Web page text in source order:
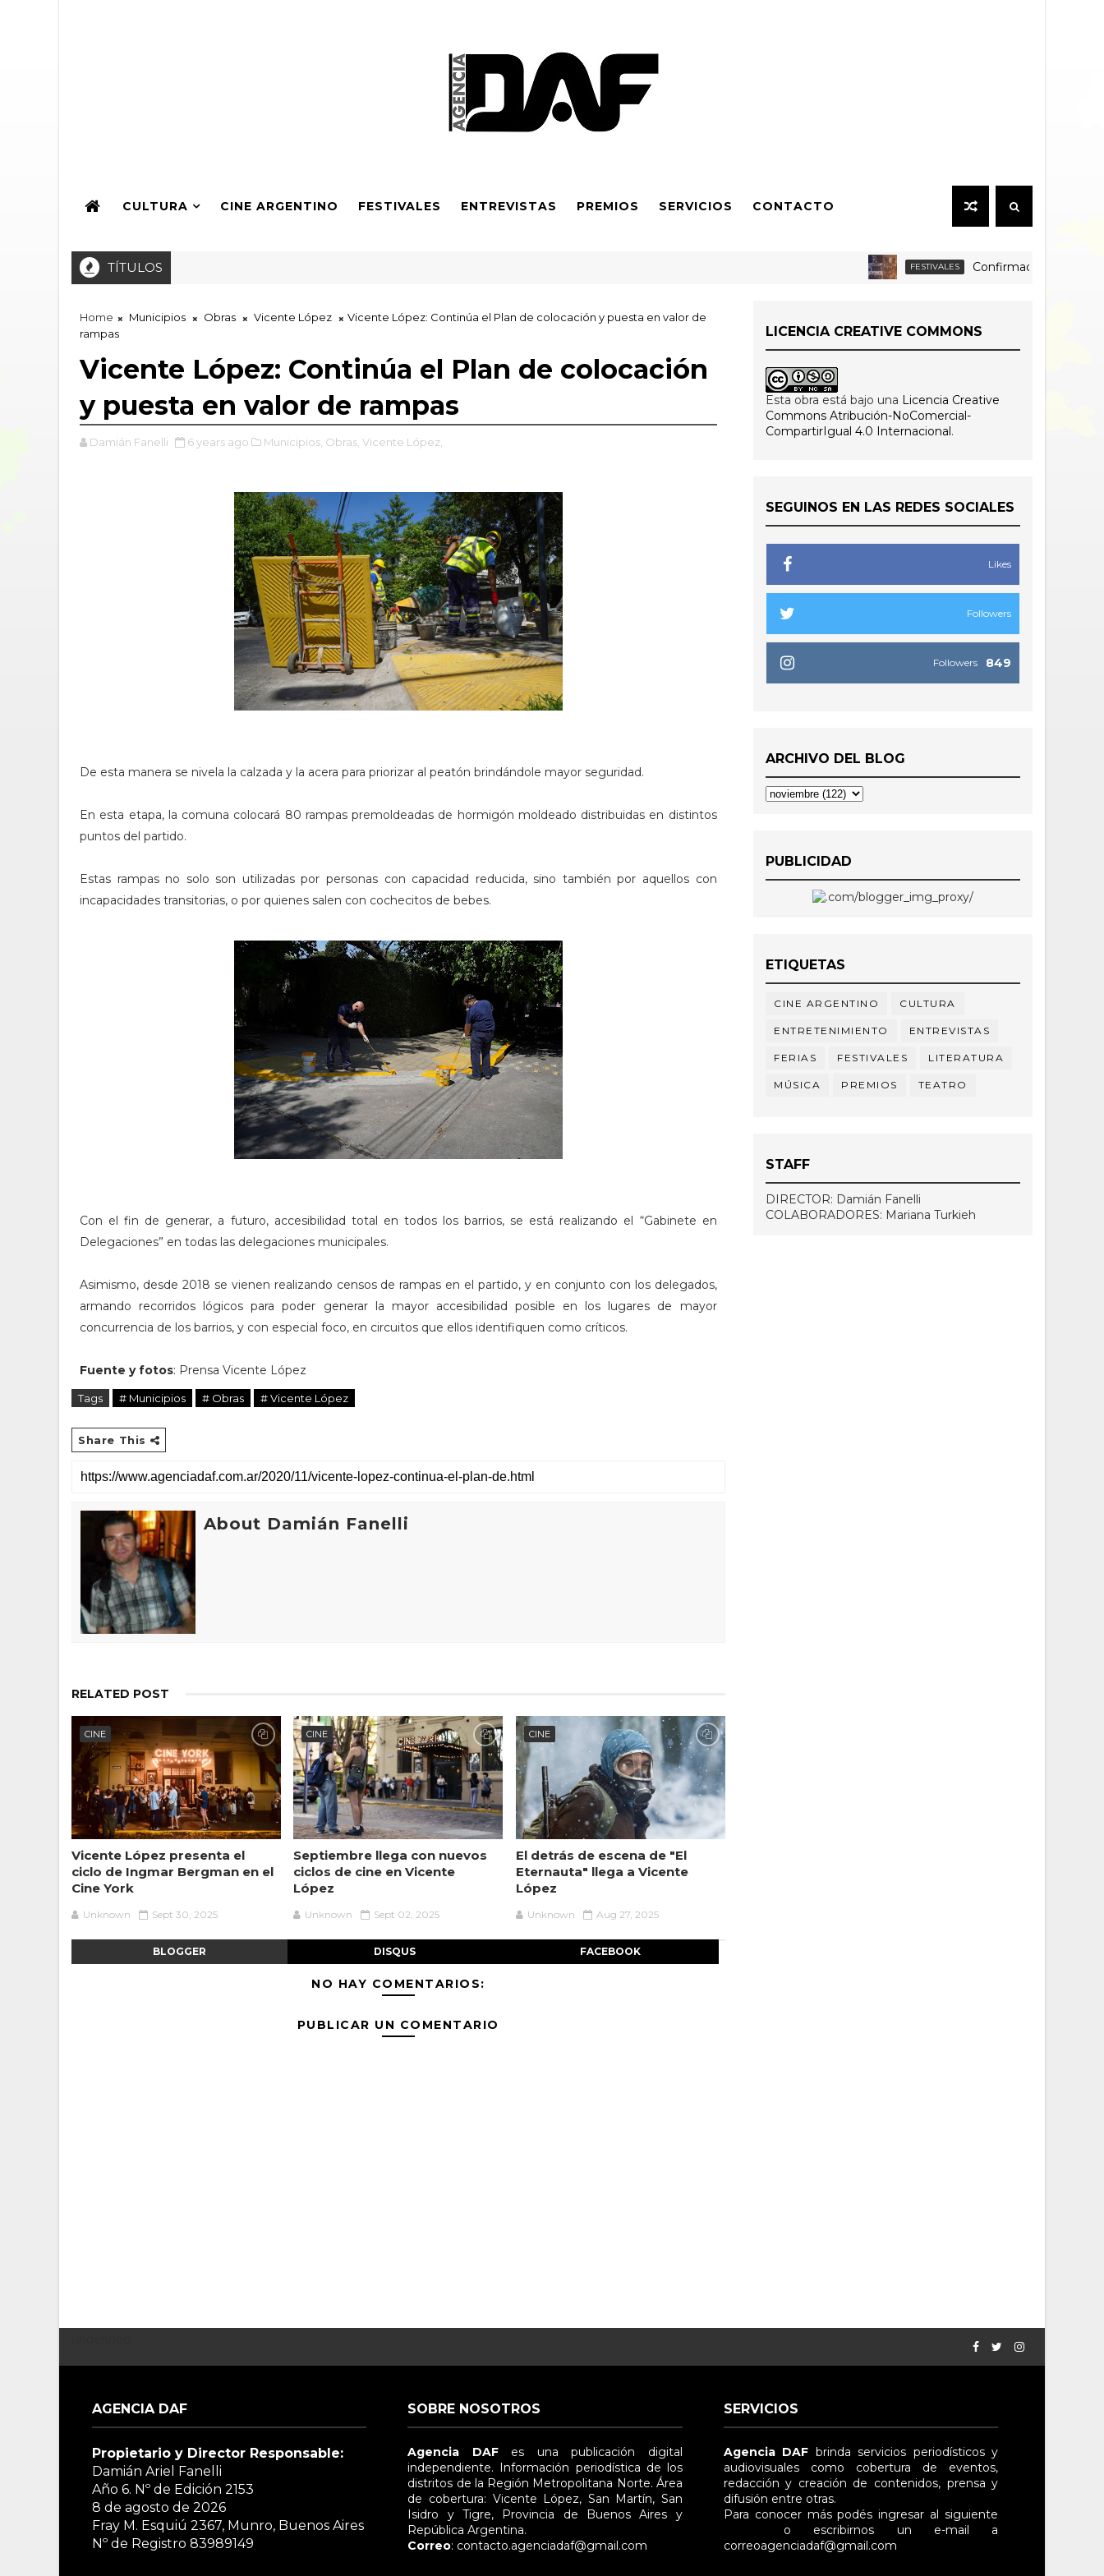
CULTURA CINE ARGENTINO FESTIVALES ENTREVISTAS PREMIOS SERVICIOS CONTACTO
TÍTULOS FESTIVALES Confirmada la grilla por día
Home Municipios Obras Vicente López
Vicente López: Continúa el Plan de colocación y puesta en valor de
rampas
Vicente López: Continúa el Plan de colocación
y puesta en valor de rampas
Damián Fanelli 6 years ago Municipios, Obras, Vicente López,
De esta manera se nivela la calzada y la acera para priorizar al peatón brindándole mayor seguridad.
En esta etapa, la comuna colocará 80 rampas premoldeadas de hormigón moldeado distribuidas en distintos
puntos del partido.
Estas rampas no solo son utilizadas por personas con capacidad reducida, sino también por aquellos con
incapacidades transitorias, o por quienes salen con cochecitos de bebes.
Con el fin de generar, a futuro, accesibilidad total en todos los barrios, se está realizando el “Gabinete en
Delegaciones” en todas las delegaciones municipales.
Asimismo, desde 2018 se vienen realizando censos de rampas en el partido, y en conjunto con los delegados,
armando recorridos lógicos para poder generar la mayor accesibilidad posible en los lugares de mayor
concurrencia de los barrios, y con especial foco, en circuitos que ellos identifiquen como críticos.
Fuente y fotos: Prensa Vicente López
Tags # Municipios # Obras # Vicente López
Share This
About Damián Fanelli
RELATED POST
CINE
Vicente López presenta el
ciclo de Ingmar Bergman en el
Cine York
Unknown Sept 30, 2025
CINE
Septiembre llega con nuevos
ciclos de cine en Vicente
López
Unknown Sept 02, 2025
CINE
El detrás de escena de "El
Eternauta" llega a Vicente
López
Unknown Aug 27, 2025
BLOGGER DISQUS FACEBOOK
NO HAY COMENTARIOS:
PUBLICAR UN COMENTARIO
LICENCIA CREATIVE COMMONS
Esta obra está bajo una Licencia Creative
Commons Atribución-NoComercial-
CompartirIgual 4.0 Internacional.
SEGUINOS EN LAS REDES SOCIALES
Likes
Followers
849
Followers
ARCHIVO DEL BLOG
PUBLICIDAD
ETIQUETAS
CINE ARGENTINO CULTURA
ENTRETENIMIENTO ENTREVISTAS
FERIAS FESTIVALES LITERATURA
MÚSICA PREMIOS TEATRO
STAFF
DIRECTOR: Damián Fanelli
COLABORADORES: Mariana Turkieh
AGENCIA DAF
Propietario y Director Responsable:
Damián Ariel Fanelli
Año 6. Nº de Edición 2153
8 de agosto de 2026
Fray M. Esquiú 2367, Munro, Buenos Aires
Nº de Registro 83989149
SOBRE NOSOTROS
Agencia DAF es una publicación digital
independiente. Información periodística de los
distritos de la Región Metropolitana Norte. Área
de cobertura: Vicente López, San Martín, San
Isidro y Tigre, Provincia de Buenos Aires y
República Argentina.
Correo: contacto.agenciadaf@gmail.com
SERVICIOS
Agencia DAF brinda servicios periodísticos y
audiovisualescomo cobertura de eventos,
redacción y creación de contenidos, prensa y
difusión entre otras.
Para conocer más podés ingresar al siguiente
o escribirnos un e-mail a
correoagenciadaf@gmail.com